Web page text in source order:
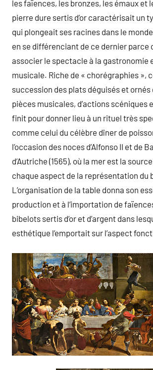
les faïences, les bronzes, les émaux et
pierre dure sertis d’or caractérisait un
qui plongeait ses racines dans le
en se différenciant de ce dernier parce
associer le spectacle à la gastronomie
musicale. Riche de « chorégraphies »,
succession des plats déguisés et ornés
pièces musicales, d’actions scéniques
finit pour donner lieu à un rituel très
comme celui du célèbre dîner de
l’occasion des noces d’Alfonso II et de
d’Autriche (1565), où la mer est la
chaque aspect de la représentation du
L’organisation de la table donna son
production et à l’importation de
bibelots sertis d’or et d’argent dans
esthétique l’emportait sur l’aspect